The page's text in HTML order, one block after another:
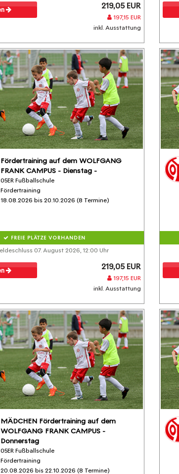
219,05 EUR
197,15 EUR
inkl. Ausstattung
Fördertraining auf dem WOLFGANG
FRANK CAMPUS - Dienstag -
05ER Fußballschule
Fördertraining
18.08.2026 bis 20.10.2026 (8 Termine)
FREIE PLÄTZE VORHANDEN
07. August 2026, 12:00 Uhr
219,05 EUR
197,15 EUR
inkl. Ausstattung
MÄDCHEN Fördertraining auf dem
WOLFGANG FRANK CAMPUS -
Donnerstag
05ER Fußballschule
Fördertraining
20.08.2026 bis 22.10.2026 (8 Termine)